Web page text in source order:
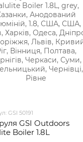
GSI 50191
GSI Outdoors
Boiler 1.8L